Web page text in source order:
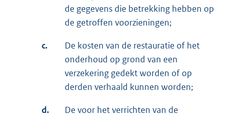
de gegevens die betrekking hebben op
de getroffen voorzieningen;
c.
De kosten van de restauratie of het
onderhoud op grond van een
verzekering gedekt worden of op
derden verhaald kunnen worden;
d.
De voor het verrichten van de